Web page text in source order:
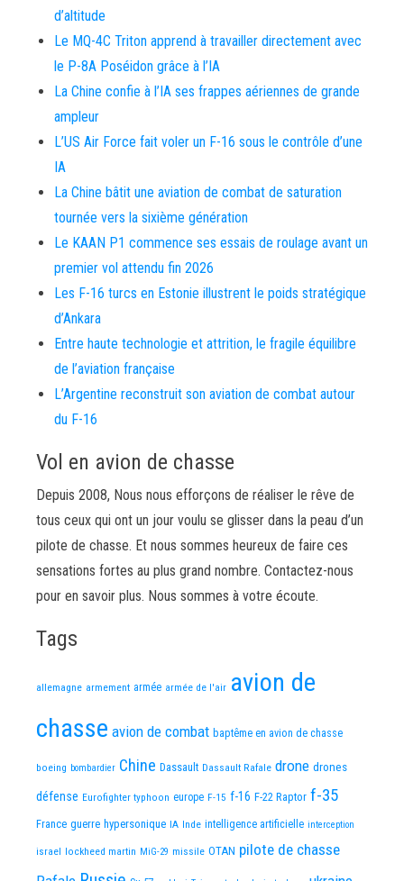
d’altitude
Le MQ-4C Triton apprend à travailler directement avec
le P-8A Poséidon grâce à l’IA
La Chine confie à l’IA ses frappes aériennes de grande
ampleur
L’US Air Force fait voler un F-16 sous le contrôle d’une
IA
La Chine bâtit une aviation de combat de saturation
tournée vers la sixième génération
Le KAAN P1 commence ses essais de roulage avant un
premier vol attendu fin 2026
Les F-16 turcs en Estonie illustrent le poids stratégique
d’Ankara
Entre haute technologie et attrition, le fragile équilibre
de l’aviation française
L’Argentine reconstruit son aviation de combat autour
du F-16
Vol en avion de chasse
Depuis 2008, Nous nous efforçons de réaliser le rêve de
tous ceux qui ont un jour voulu se glisser dans la peau d’un
pilote de chasse. Et nous sommes heureux de faire ces
sensations fortes au plus grand nombre. Contactez-nous
pour en savoir plus. Nous sommes à votre écoute.
Tags
allemagne armement armée armée de l'air avion de
chasse avion de combat baptême en avion de chasse
boeing bombardier Chine Dassault Dassault Rafale drone drones
défense Eurofighter typhoon europe F-15 f-16 F-22 Raptor f-35
France guerre hypersonique IA Inde intelligence artificielle interception
israel lockheed martin MiG-29 missile OTAN pilote de chasse